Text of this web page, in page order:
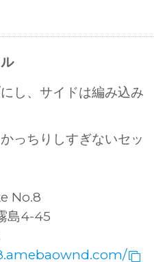
し、サイドは編み込み
っちりしすぎないセッ
No.8
島4-45